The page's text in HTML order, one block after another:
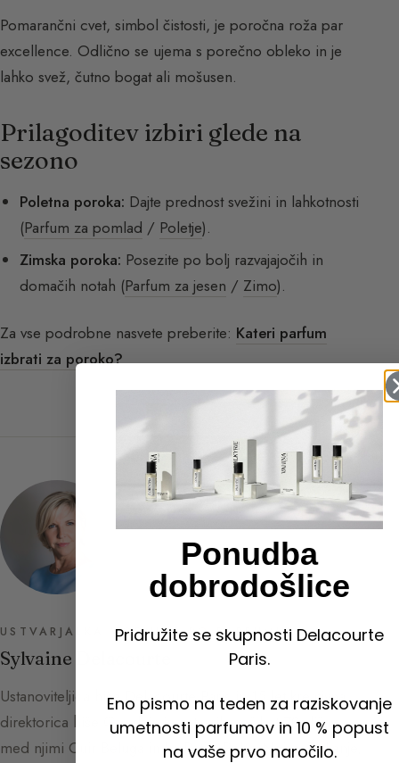
Pomarančni cvet, simbol čistosti, je poročna roža par
excellence. Odlično se ujema s porečno obleko in je
lahko svež, čutno bogat ali mošusen.
Prilagoditev izbiri glede na
sezono
Poletna poroka: Dajte prednost svežini in lahkotnosti
(Parfum za pomlad / Poletje).
Zimska poroka: Posezite po bolj razvajajočih in
domačih notah (Parfum za jesen / Zimo).
Za vse podrobne nasvete preberite: Kateri parfum
izbrati za poroko?
USTVARJALKA VODNIKA PO PARFUMIH
Sylvaine Delacourte
Ustanoviteljica hiše Delacourte Paris in 15 let kreativna
direktorica hiše Guerlain je ustvarila več kot 70 dišav,
med njimi Cuir Beluga in La Petite Robe Noire. Življenje,
Ponudba
dobrodošlice
Pridružite se skupnosti Delacourte
Paris.
Eno pismo na teden za raziskovanje
umetnosti parfumov in 10 % popust
na vaše prvo naročilo.